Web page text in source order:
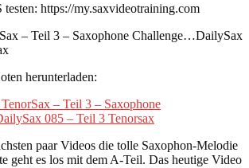
https://my.saxvideotraining.com
– Teil 3 – Saxophone Challenge…DailySax
herunterladen:
– Teil 3 – Saxophone
085 – Teil 3 Tenorsax
paar Videos die tolle Saxophon-Melodie
geht es los mit dem A-Teil. Das heutige Video